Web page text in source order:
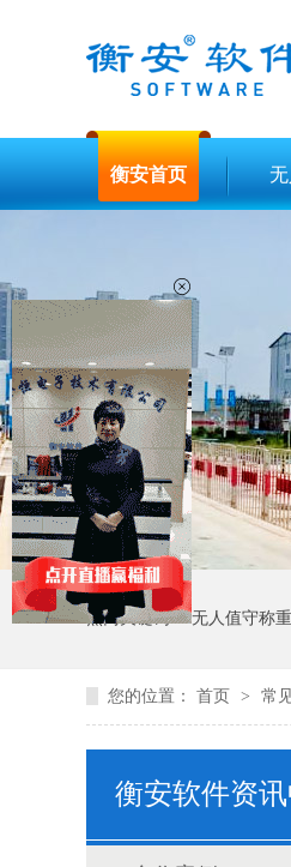
衡安首页
热门关键词：无人值守称
您的位置： 首页 > 常
衡安软件资